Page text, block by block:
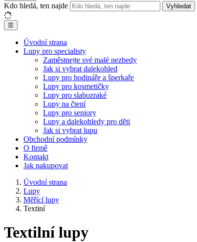
Kdo hledá, ten najde Vyhledat
☰
Úvodní strana
Lupy pro specialisty
Zaměstnejte své malé nezbedy
Jak si vybrat dalekohled
Lupy pro hodináře a šperkaře
Lupy pro kosmetičky
Lupy pro slabozraké
Lupy na čtení
Lupy pro seniory
Lupy a dalekohledy pro děti
Jak si vybrat lupu
Obchodní podmínky
O firmě
Kontakt
Jak nakupovat
Úvodní strana
Lupy
Měřící lupy
Textiní
Textilní lupy